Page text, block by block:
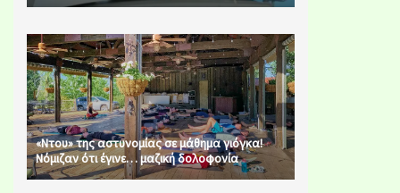
«Ντου» της αστυνομίας σε μάθημα γιόγκα!
Νόμιζαν ότι έγινε… μαζική δολοφονία